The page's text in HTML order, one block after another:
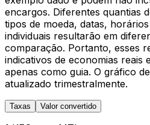
encargos. Diferentes quantias
tipos de moeda, datas,
individuais resultarão em
comparação. Portanto, esses
indicativos de economias reais
apenas como guia. O gráfico
atualizado trimestralmente.
Taxas Valor convertido